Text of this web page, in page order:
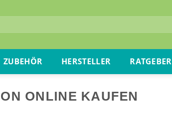
ZUBEHÖR HERSTELLER RATGEBER
ONLINE KAUFEN